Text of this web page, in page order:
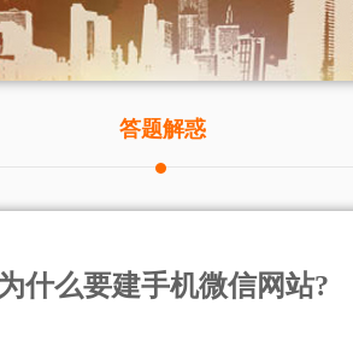
答题解惑
为什么要建手机微信网站?